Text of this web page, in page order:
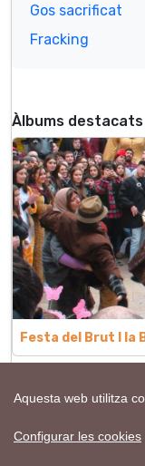
Aquesta web utilitza
Configurar les cookies
Gos sacrificat
Fracking
Àlbums destacats
Festa del Brut l la